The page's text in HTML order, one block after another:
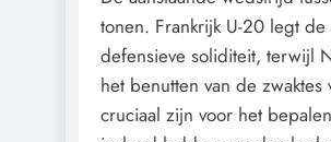
tonen. Frankrijk U-20 legt
defensieve soliditeit, terwijl
het benutten van de
cruciaal zijn voor het